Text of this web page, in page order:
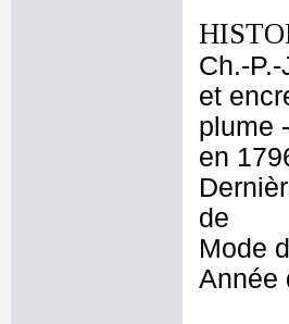
Ch.-
et
plume
en
de
Mode
Année